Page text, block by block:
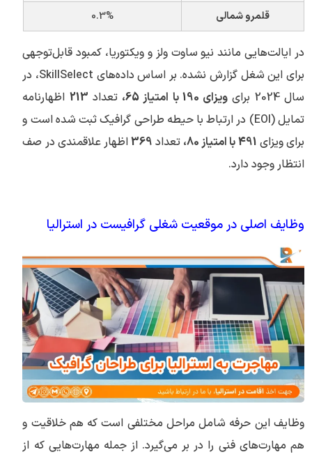
قلمرو شمالی
0.3%
در ایالت‌هایی مانند نیو ساوت ولز و ویکتوریا، کمبود قابل‌توجهی
برای این شغل گزارش نشده. بر اساس داده‌های SkillSelect، در
سال 2024 برای
ویزای 190 با امتیاز 65، تعداد 213 اظهارنامه
تمایل (EOI) در ارتباط با حیطه طراحی گرافیک ثبت شده است و
برای ویزای 491 با امتیاز 80، تعداد 369اظهار علاقمندی در صف
انتظار وجود دارد.
وظایف اصلی در موقعیت شغلی گرافیست در استرالیا
وظایف این حرفه شامل مراحل مختلفی است که هم خلاقیت و
هم مهارت‌های فنی را در بر می‌گیرد. از جمله مهارت‌هایی که از